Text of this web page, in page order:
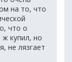
на то, что
что о
ж купил, но
не лязгает